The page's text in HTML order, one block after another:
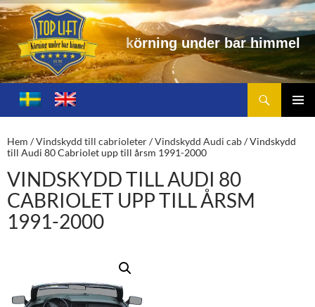
ng under bar himme
Toplift.se – för körning under bar himmel
HOPPA
TILL
Hem /Vindskydd till cabrioleter/Vindskydd Audi cab/ Vindskydd
till Audi 80 Cabriolet upp till årsm 1991-2000
VINDSKYDD TILL AUDI 80
CABRIOLET UPP TILL ÅRSM
1991-2000